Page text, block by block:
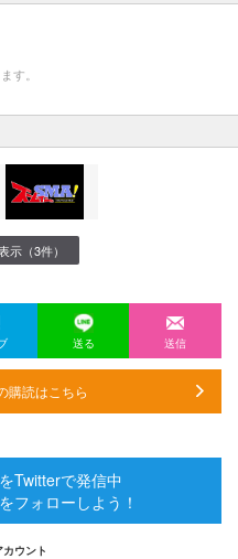
す。
示（3件）
送る 送信
購読はこちら
Twitterで発信中
フォローしよう！
ウント